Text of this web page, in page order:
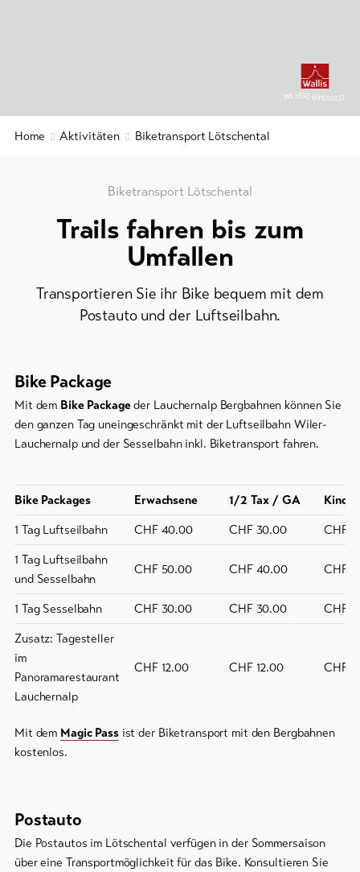
Webcams
Wetter
ENFR
Ski
Skipässe
Bike-
Tickets
Souvenirs
Home Aktivitäten Biketransport Lötschental
Biketransport Lötschental
Trails fahren bis zum
Umfallen
Transportieren Sie ihr Bike bequem mit dem
Postauto und der Luftseilbahn.
Bike Package
Mit dem Bike Packageder Lauchernalp Bergbahnen können Sie
den ganzen Tag uneingeschränkt mit der Luftseilbahn Wiler-
Lauchernalp und der Sesselbahn inkl. Biketransport fahren.
Bike Packages Erwachsene 1/2 Tax / GA Kinder
1 Tag Luftseilbahn CHF 40.00 CHF 30.00 CHF
1 Tag Luftseilbahn
und Sesselbahn
CHF 50.00 CHF 40.00 CHF
1 Tag Sesselbahn CHF 30.00 CHF 30.00 CHF
Zusatz: Tagesteller
im
Panoramarestaurant
Lauchernalp
CHF 12.00 CHF 12.00 CHF
Mit dem Magic Passist der Biketransport mit den Bergbahnen
kostenlos.
Postauto
Die Postautos im Lötschental verfügen in der Sommersaison
über eine Transportmöglichkeit für das Bike. Konsultieren Sie